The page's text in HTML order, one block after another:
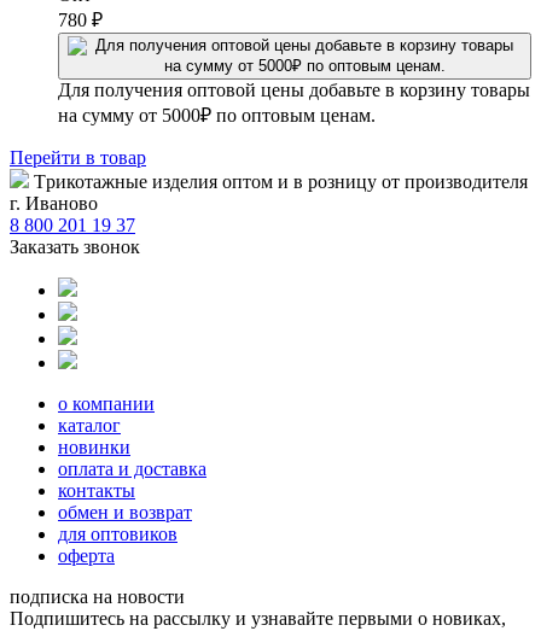
780 ₽
Для получения оптовой цены добавьте в корзину товары
на сумму от 5000₽ по оптовым ценам.
Перейти в товар
Tрикотажные изделия оптом и в розницу от производителя
г. Иваново
8 800 201 19 37
Заказать звонок
о компании
каталог
новинки
оплата и доставка
контакты
обмен и возврат
для оптовиков
оферта
подписка на новости
Подпишитесь на рассылку и узнавайте первыми о новиках,